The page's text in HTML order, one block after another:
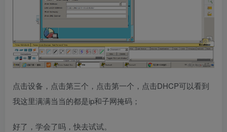
点击设备，点击第三个，点击第一个，点击DHCP可以看到
我这里满满当当的都是ip和子网掩码；
好了，学会了吗，快去试试。